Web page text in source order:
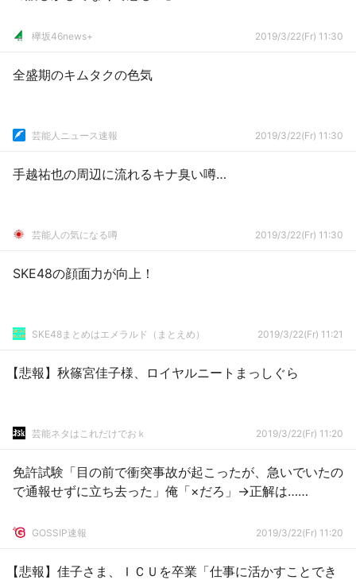
欅坂46news+ 2019/3/22(Fr) 11:30
全盛期のキムタクの色気
芸能人ニュース速報 2019/3/22(Fr) 11:30
手越祐也の周辺に流れるキナ臭い噂…
芸能人の気になる噂 2019/3/22(Fr) 11:30
SKE48の顔面力が向上！
SKE48まとめはエメラルド（まとえめ） 2019/3/22(Fr) 11:21
【悲報】秋篠宮佳子様、ロイヤルニートまっしぐら
芸能ネタはこれだけでおｋ 2019/3/22(Fr) 11:20
免許試験「目の前で衝突事故が起こったが、急いでいたの
で通報せずに立ち去った」俺「×だろ」→正解は……
GOSSIP速報 2019/3/22(Fr) 11:20
【悲報】佳子さま、ＩＣＵを卒業「仕事に活かすことでき